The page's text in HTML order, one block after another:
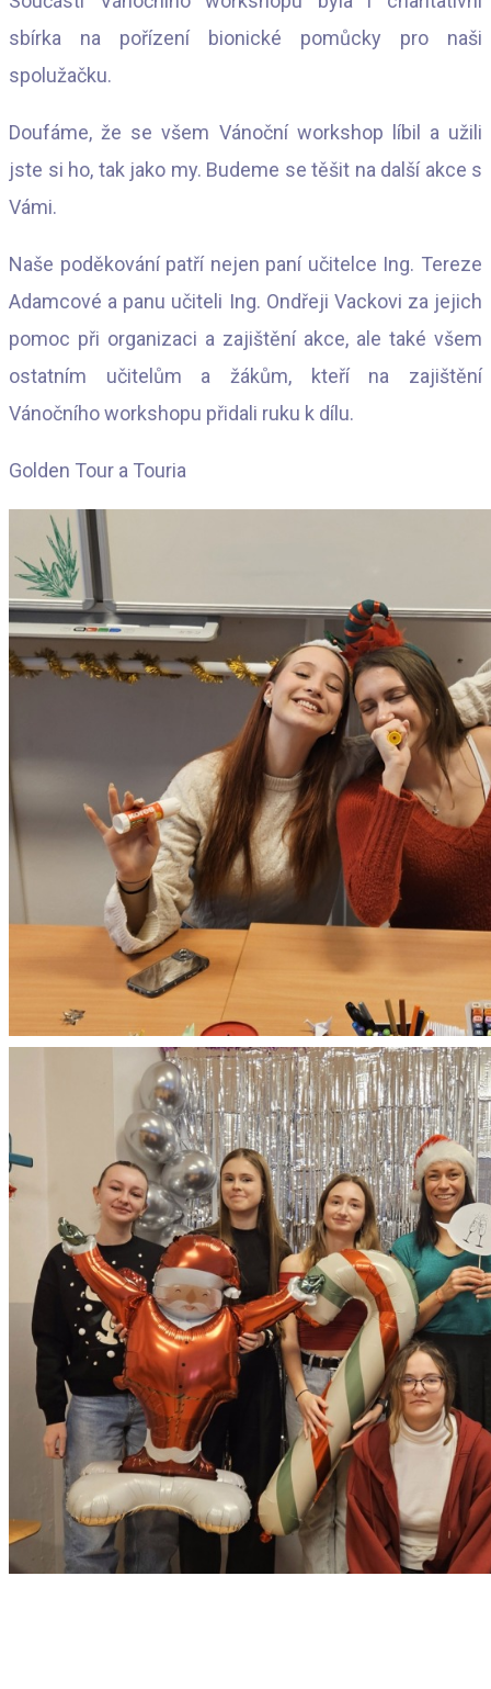
sbírka na pořízení bionické pomůcky pro naši
spolužačku.
Doufáme, že se všem Vánoční workshop líbil a užili
jste si ho, tak jako my. Budeme se těšit na další akce s
Vámi.
Naše poděkování patří nejen paní učitelce Ing. Tereze
Adamcové a panu učiteli Ing. Ondřeji Vackovi za jejich
pomoc při organizaci a zajištění akce, ale také všem
ostatním učitelům a žákům, kteří na zajištění
Vánočního workshopu přidali ruku k dílu.
Golden Tour a Touria